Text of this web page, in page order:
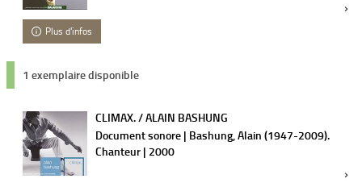
Plus d'infos
1 exemplaire disponible
CLIMAX. / ALAIN BASHUNG
Document sonore | Bashung, Alain (1947-2009).
Chanteur | 2000